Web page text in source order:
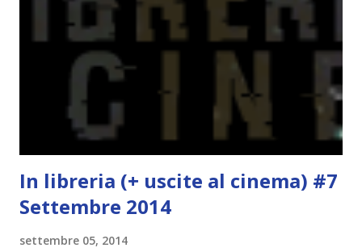
molto introduttivo, nel senso che in trecento pagine non
succede un bel niente. E non ha nemmeno un finale ._.
finisce esattamente nel bel mezzo della storia (anzi, quale
"mezzo" della storia? Questa storia ha praticamente solo
In libreria (+ uscite al cinema) #7
Settembre 2014
settembre 05, 2014